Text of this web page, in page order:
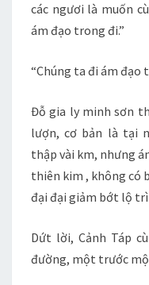
các ngươi là muốn
ám đạo trong đi.”
“Chúng ta đi ám đạo
Đỗ gia ly minh sơn
lượn, cơ bản là tại
thập vài km, nhưng
thiên kim , không có
đại đại giảm bớt lộ
Dứt lời, Cảnh Táp
đường, một trước